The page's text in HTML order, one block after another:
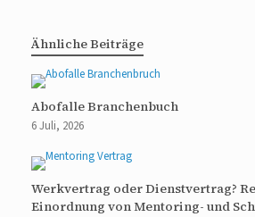
Ähnliche Beiträge
Abofalle Branchenbuch
6 Juli, 2026
Werkvertrag oder Dienstvertrag?
Einordnung von Mentoring- und